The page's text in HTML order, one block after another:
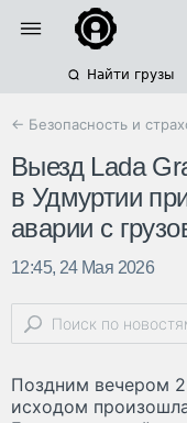
Найти грузы
← Безопасность и
Выезд Lada
в Удмуртии
аварии с
12:45, 24 Мая 2026
Поздним вечером
исходом